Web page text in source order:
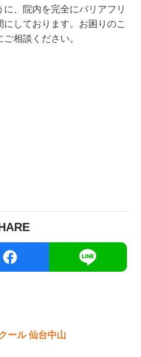
、院内を完全にバリアフリ
しております。お困りのこ
相談ください。
ール 仙台中山